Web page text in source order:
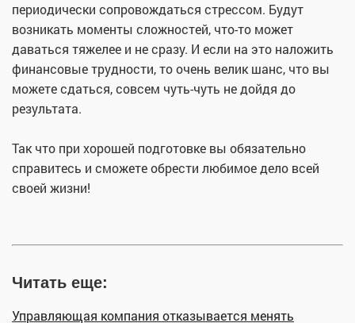
периодически сопровождаться стрессом. Будут
возникать моменты сложностей, что-то может
даваться тяжелее и не сразу. И если на это наложить
финансовые трудности, то очень велик шанс, что вы
можете сдаться, совсем чуть-чуть не дойдя до
результата.
Так что при хорошей подготовке вы обязательно
справитесь и сможете обрести любимое дело всей
своей жизни!
Читать еще:
Управляющая компания отказывается менять